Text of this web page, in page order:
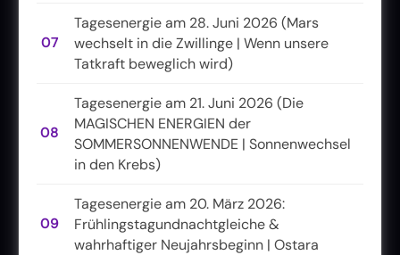
07
Tagesenergie am 28. Juni 2026 (Mars
wechselt in die Zwillinge | Wenn unsere
Tatkraft beweglich wird)
08
Tagesenergie am 21. Juni 2026 (Die
MAGISCHEN ENERGIEN der
SOMMERSONNENWENDE | Sonnenwechsel
in den Krebs)
09
Tagesenergie am 20. März 2026:
Frühlingstagundnachtgleiche &
wahrhaftiger Neujahrsbeginn | Ostara